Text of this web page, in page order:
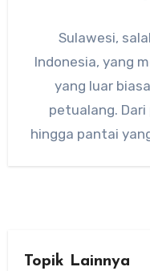
Sulawesi,
Indonesia, yang
yang luar
petualang.
hingga pantai
Topik Lainnya